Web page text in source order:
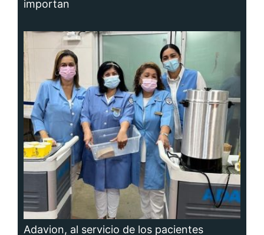
importan
Adavion, al servicio de los pacientes